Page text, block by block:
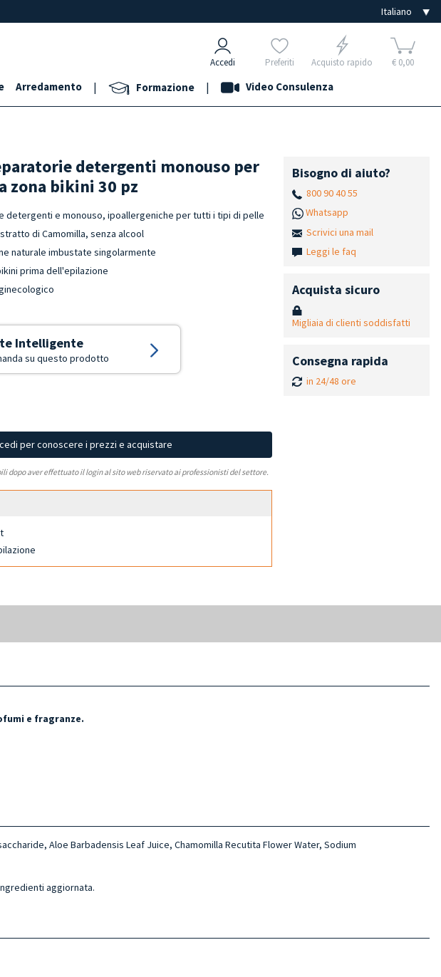
Accedi Preferiti Acquisto rapido € 0,00
Arredamento | Formazione | Video Consulenza
detergenti monouso per
zona bikini 30 pz
detergenti e monouso, ipoallergeniche per tutti i tipi di pelle
di Camomilla, senza alcool
naturale imbustate singolarmente
prima dell'epilazione
Intelligente
su questo prodotto
per conoscere i prezzi e acquistare
dopo aver effettuato il login al sito web riservato ai professionisti del settore.
Bisogno di aiuto?
800 90 40 55
Whatsapp
Scrivici una mail
Leggi le faq
Acquista sicuro
Migliaia di clienti soddisfatti
Consegna rapida
in 24/48 ore
e fragranze.
Aloe Barbadensis Leaf Juice, Chamomilla Recutita Flower Water, Sodium
aggiornata.